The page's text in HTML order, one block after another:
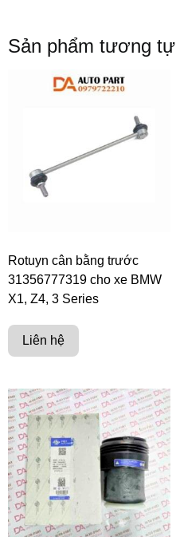
Sản phẩm tương tự
Rotuyn cân bằng trước
31356777319 cho xe BMW
X1, Z4, 3 Series
Liên hệ